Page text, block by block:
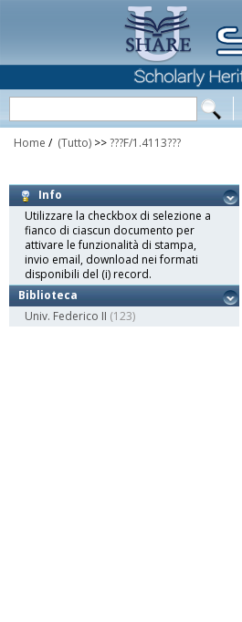
Home / (Tutto) >> ???F/1.4113???
Info
Utilizzare la checkbox di selezione a
fianco di ciascun documento per
attivare le funzionalità di stampa,
invio email, download nei formati
disponibili del (i) record.
Biblioteca
Univ. Federico II (123)